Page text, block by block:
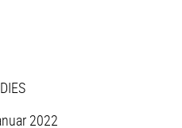
2022